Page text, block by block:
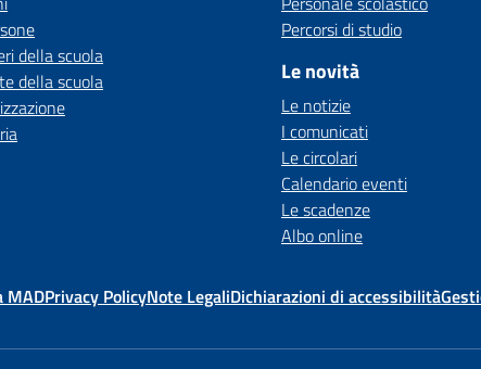
della scuola
della scuola
Percorsi di studio
Le novità
Le notizie
I comunicati
Le circolari
Calendario eventi
Le scadenze
Albo online
MADPrivacy PolicyNote LegaliDichiarazioni di accessibilità